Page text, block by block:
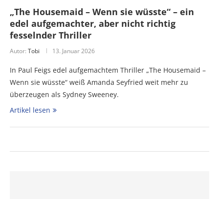
„The Housemaid – Wenn sie wüsste“ – ein
edel aufgemachter, aber nicht richtig
fesselnder Thriller
Autor: Tobi 13. Januar 2026
In Paul Feigs edel aufgemachtem Thriller „The Housemaid –
Wenn sie wüsste“ weiß Amanda Seyfried weit mehr zu
überzeugen als Sydney Sweeney.
Artikel lesen